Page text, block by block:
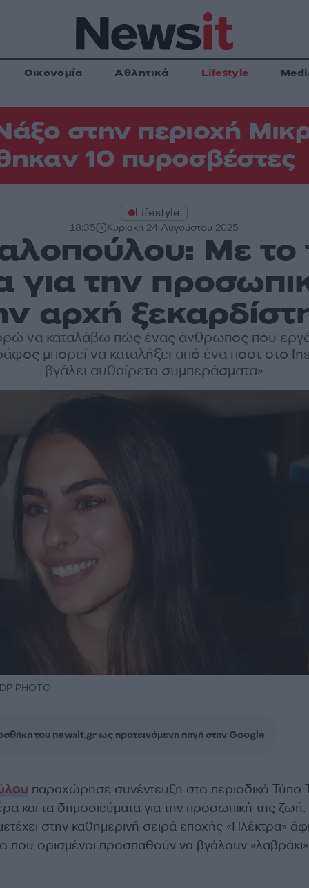
Οικονομία Αθλητικά Lifestyle
στην περιοχή
10 πυροσβέστες
Lifestyle
18:35 Κυριακή 24 Αυγούστου 2025
Με το
για την
αρχή
να καταλάβω πώς ένας άνθρωπος που
μπορεί να καταλήξει από ένα ποστ στο
βγάλει αυθαίρετα συμπεράσματα»
PHOTO
του newsit.gr ως προτεινόμενη πηγή στην Google
παραχώρησε συνέντευξη στο περιοδικό Τύπο
και τα δημοσιεύματα για την προσωπική της
στην καθημερινή σειρά εποχής «Ηλέκτρα»
που ορισμένοι προσπαθούν να βγάλουν «λαβράκι»